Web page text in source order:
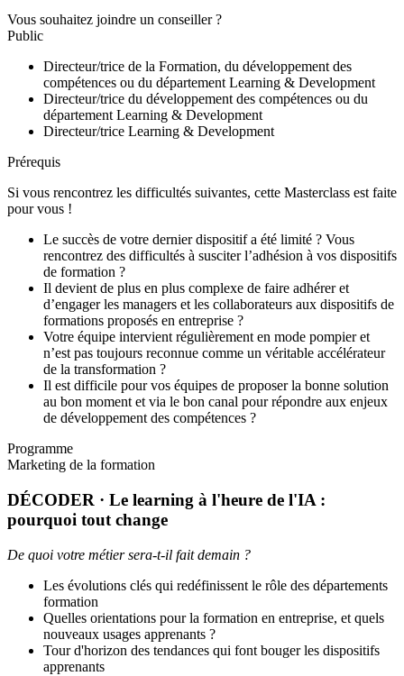
Vous souhaitez joindre un conseiller ?
Public
Directeur/trice de la Formation, du développement des
compétences ou du département Learning & Development
Directeur/trice du développement des compétences ou du
département Learning & Development
Directeur/trice Learning & Development
Prérequis
Si vous rencontrez les difficultés suivantes, cette Masterclass est faite
pour vous !
Le succès de votre dernier dispositif a été limité ? Vous
rencontrez des difficultés à susciter l’adhésion à vos dispositifs
de formation ?
Il devient de plus en plus complexe de faire adhérer et
d’engager les managers et les collaborateurs aux dispositifs de
formations proposés en entreprise ?
Votre équipe intervient régulièrement en mode pompier et
n’est pas toujours reconnue comme un véritable accélérateur
de la transformation ?
Il est difficile pour vos équipes de proposer la bonne solution
au bon moment et via le bon canal pour répondre aux enjeux
de développement des compétences ?
Programme
Marketing de la formation
DÉCODER · Le learning à l'heure de l'IA :
pourquoi tout change
De quoi votre métier sera-t-il fait demain ?
Les évolutions clés qui redéfinissent le rôle des départements
formation
Quelles orientations pour la formation en entreprise, et quels
nouveaux usages apprenants ?
Tour d'horizon des tendances qui font bouger les dispositifs
apprenants